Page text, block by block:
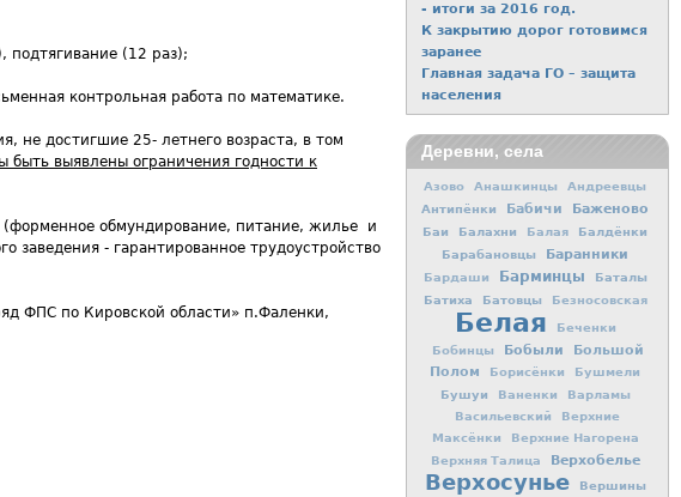
(12 раз);
контрольная работа по математике.
не достигшие 25- летнего возраста, в том
выявлены ограничения годности к
(форменное обмундирование, питание, жилье и
заведения - гарантированное трудоустройство
ФПС по Кировской области» п.Фаленки,
- итоги за 2016 год.
К закрытию дорог готовимся
заранее
Главная задача ГО – защита
населения
Деревни, села
Азово Анашкинцы Андреевцы
Антипёнки Бабичи Баженово
Баи Балахни Балая
Балдёнки
Барабановцы
Баранники
Бардаши Барминцы
Баталы
Батиха
Батовцы Безносовская
Белая
Беченки
Бобинцы
Бобыли
Большой
Полом
Борисёнки Бушмели
Бушуи Ваненки
Варламы
Васильевский
Верхние
Максёнки
Верхние Нагорена
Верхняя Талица
Верхобелье
Верхосунье Вершины